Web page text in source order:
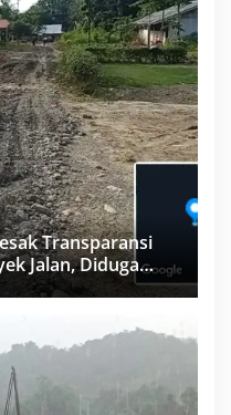
Transparansi
Jalan, Diduga